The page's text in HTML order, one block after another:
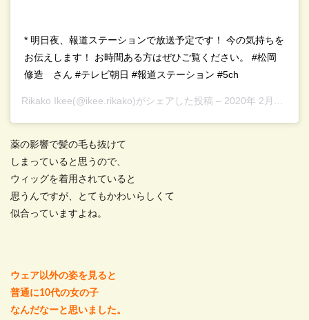
* 明日夜、報道ステーションで放送予定です！ 今の気持ちを
お伝えします！ お時間ある方はぜひご覧ください。 #松岡
修造 さん #テレビ朝日 #報道ステーション #5ch
Rikako Ikee(@ikee.rikako)がシェアした投稿 – 2020年 2月月18日午前4時01分PST
薬の影響で髪の毛も抜けて
しまっていると思うので、
ウィッグを着用されていると
思うんですが、とてもかわいらしくて
似合っていますよね。
ウェア以外の姿を見ると
普通に10代の女の子
なんだなーと思いました。